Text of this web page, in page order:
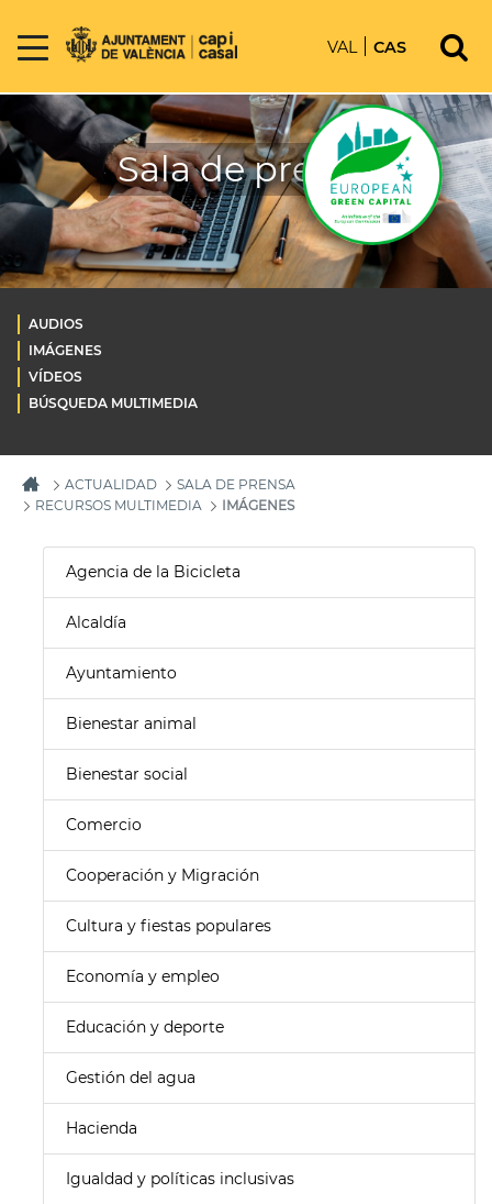
VAL CAS
Sala de prensa
AUDIOS
IMÁGENES
VÍDEOS
BÚSQUEDA MULTIMEDIA
ACTUALIDAD
SALA DE PRENSA
RECURSOS MULTIMEDIA
IMÁGENES
Agencia de la Bicicleta
Alcaldía
Ayuntamiento
Bienestar animal
Bienestar social
Comercio
Cooperación y Migración
Cultura y fiestas populares
Economía y empleo
Educación y deporte
Gestión del agua
Hacienda
Igualdad y políticas inclusivas